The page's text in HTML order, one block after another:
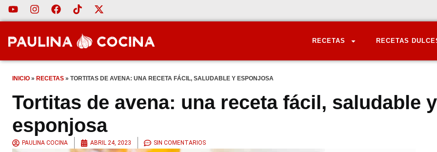
RECETAS RECETAS
INICIO » RECETAS » TORTITAS DE AVENA: UNA RECETA FÁCIL, SALUDABLE Y ESPONJOSA
Tortitas de avena: una receta fácil, saludable y
esponjosa
PAULINA COCINA ABRIL 24, 2023 SIN COMENTARIOS